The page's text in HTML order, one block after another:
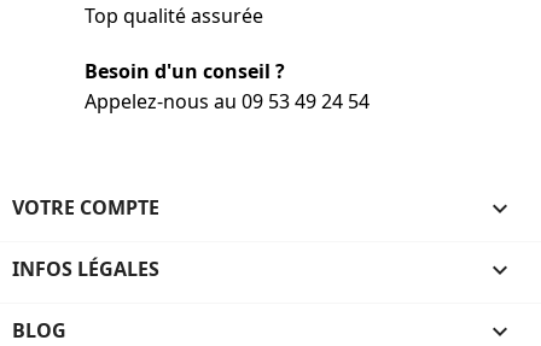
Top qualité assurée
Besoin d'un conseil ?
Appelez-nous au 09 53 49 24 54
VOTRE COMPTE 
INFOS LÉGALES 
BLOG 